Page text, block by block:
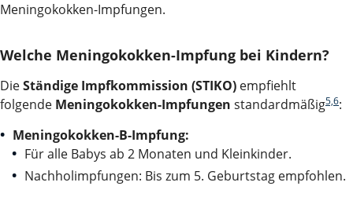
Meningokokken-Impfungen.
Welche Meningokokken-Impfung bei Kindern?
DieStändige Impfkommission (STIKO) empfiehlt
folgende Meningokokken-Impfungen standardmäßig5,6:
Meningokokken-B-Impfung:
Für alle Babys ab 2 Monaten und Kleinkinder.
Nachholimpfungen: Bis zum 5. Geburtstag empfohlen.